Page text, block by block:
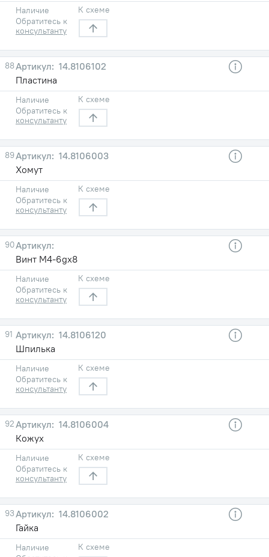
Наличие
Обратитесь к
консультанту
К схеме
88
14.8106102
Пластина
Наличие
Обратитесь к
консультанту
К схеме
89
14.8106003
Хомут
Наличие
Обратитесь к
консультанту
К схеме
90
Винт М4-6gх8
Наличие
Обратитесь к
консультанту
К схеме
91
14.8106120
Шпилька
Наличие
Обратитесь к
консультанту
К схеме
92
14.8106004
Кожух
Наличие
Обратитесь к
консультанту
К схеме
93
14.8106002
Гайка
Наличие
К схеме